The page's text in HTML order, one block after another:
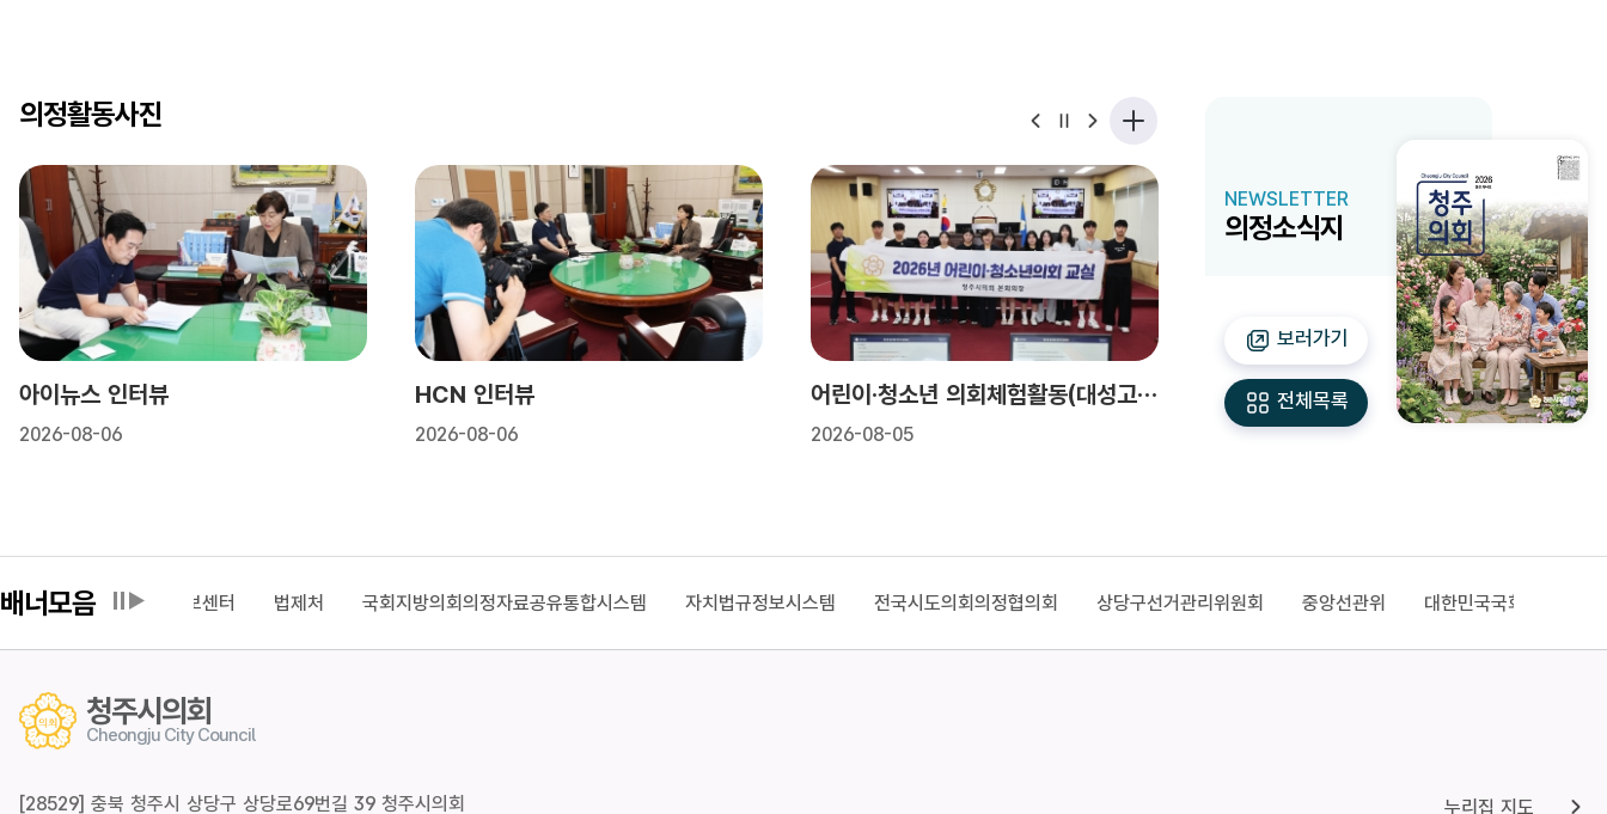
의정활동사진
아이뉴스 인터뷰
2026-08-06
HCN 인터뷰
2026-08-06
어린이·청소년 의회체험활동(대성고등학교, 흥덕고등학교)
2026-08-05
월명 민간공원 준공식
2026-07-31
NEWSLETTER
의정소식지
보러가기
전체목록
배너모음국가법령정보센터 법제처 국회지방의회의정자료공유통합시스템 자치법규정보시스템 전국시도의회의정협의회 상당구선거관리위원회 중앙선관위 대한민국국회
청주시의회
Cheongju City Council
[28529] 충북 청주시 상당구 상당로69번길 39 청주시의회 누리집 지도